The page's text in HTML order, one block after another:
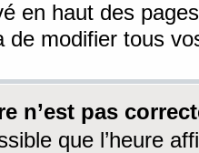
en haut des
de modifier tous
n’est pas
que l’heure